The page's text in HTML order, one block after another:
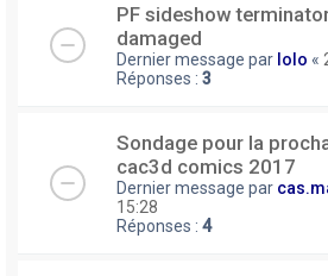
PF sideshow
damaged
Dernier message par lolo «
Réponses : 3
Sondage pour la
cac3d comics 2017
Dernier message par
15:28
Réponses : 4